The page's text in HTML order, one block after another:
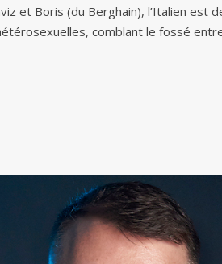
et Boris (du Berghain), l’Italien est
comblant le fossé